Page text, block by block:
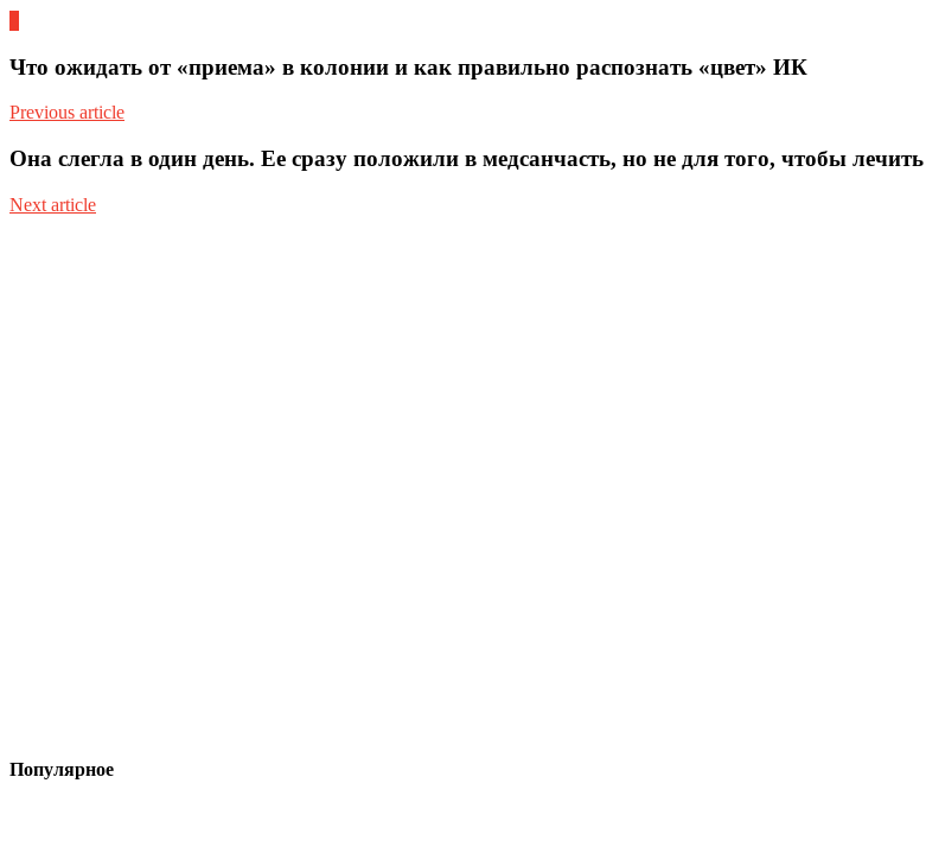
Что ожидать от «приема» в колонии и как правильно распознать «цвет» ИК
Previous article
Она слегла в один день. Ее сразу положили в медсанчасть, но не для того, чтобы лечить
Next article
Популярное